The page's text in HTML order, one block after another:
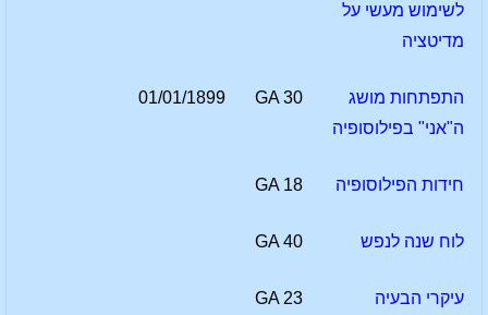
לשימוש מעשי על
מדיטציה
התפתחות מושג
ה"אני" בפילוסופיה
GA 30
01/01/1899
חידות הפילוסופיה GA 18
לוח שנה לנפש GA 40
עיקרי הבעיה
GA 23